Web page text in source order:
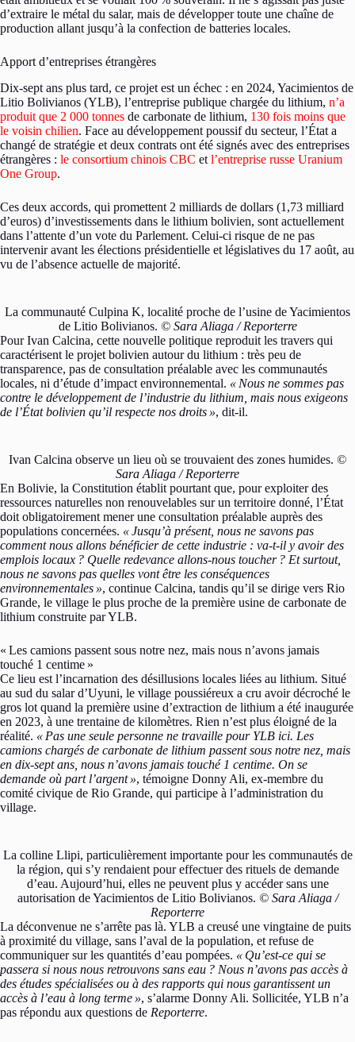
d’extraire le métal du salar, mais de développer toute une chaîne de
production allant jusqu’à la confection de batteries locales.
Apport d’entreprises étrangères
Dix-sept ans plus tard, ce projet est un échec : en 2024, Yacimientos de
Litio Bolivianos (YLB), l’entreprise publique chargée du lithium, n’a
produit que 2 000 tonnes de carbonate de lithium, 130 fois moins que
le voisin chilien. Face au développement poussif du secteur, l’État a
changé de stratégie et deux contrats ont été signés avec des entreprises
étrangères : le consortium chinois CBC et l’entreprise russe Uranium
One Group.
Ces deux accords, qui promettent 2 milliards de dollars (1,73 milliard
d’euros) d’investissements dans le lithium bolivien, sont actuellement
dans l’attente d’un vote du Parlement. Celui-ci risque de ne pas
intervenir avant les élections présidentielle et législatives du 17 août, au
vu de l’absence actuelle de majorité.
La communauté Culpina K, localité proche de l’usine de Yacimientos
de Litio Bolivianos. © Sara Aliaga / Reporterre
Pour Ivan Calcina, cette nouvelle politique reproduit les travers qui
caractérisent le projet bolivien autour du lithium : très peu de
transparence, pas de consultation préalable avec les communautés
locales, ni d’étude d’impact environnemental. « Nous ne sommes pas
contre le développement de l’industrie du lithium, mais nous exigeons
de l’État bolivien qu’il respecte nos droits », dit-il.
Ivan Calcina observe un lieu où se trouvaient des zones humides. ©
Sara Aliaga / Reporterre
En Bolivie, la Constitution établit pourtant que, pour exploiter des
ressources naturelles non renouvelables sur un territoire donné, l’État
doit obligatoirement mener une consultation préalable auprès des
populations concernées. «Jusqu’à présent, nous ne savons pas
comment nous allons bénéficier de cette industrie : va-t-il y avoir des
emplois locaux ? Quelle redevance allons-nous toucher ? Et surtout,
nous ne savons pas quelles vont être les conséquences
environnementales », continue Calcina, tandis qu’il se dirige vers Rio
Grande, le village le plus proche de la première usine de carbonate de
lithium construite par YLB.
« Les camions passent sous notre nez, mais nous n’avons jamais
touché 1 centime »
Ce lieu est l’incarnation des désillusions locales liées au lithium. Situé
au sud du salar d’Uyuni, le village poussiéreux a cru avoir décroché le
gros lot quand la première usine d’extraction de lithium a été inaugurée
en 2023, à une trentaine de kilomètres. Rien n’est plus éloigné de la
réalité. « Pas une seule personne ne travaille pour YLB ici. Les
camions chargés de carbonate de lithium passent sous notre nez, mais
en dix-sept ans, nous n’avons jamais touché 1 centime. On se
demande où part l’argent », témoigne Donny Ali, ex-membre du
comité civique de Rio Grande, qui participe à l’administration du
village.
La colline Llipi, particulièrement importante pour les communautés de
la région, qui s’y rendaient pour effectuer des rituels de demande
d’eau. Aujourd’hui, elles ne peuvent plus y accéder sans une
autorisation de Yacimientos de Litio Bolivianos. © Sara Aliaga /
Reporterre
La déconvenue ne s’arrête pas là. YLB a creusé une vingtaine de puits
à proximité du village, sans l’aval de la population, et refuse de
communiquer sur les quantités d’eau pompées. « Qu’est-ce qui se
passera si nous nous retrouvons sans eau ? Nous n’avons pas accès à
des études spécialisées ou à des rapports qui nous garantissent un
accès à l’eau à long terme », s’alarme Donny Ali. Sollicitée, YLB n’a
pas répondu aux questions de Reporterre.